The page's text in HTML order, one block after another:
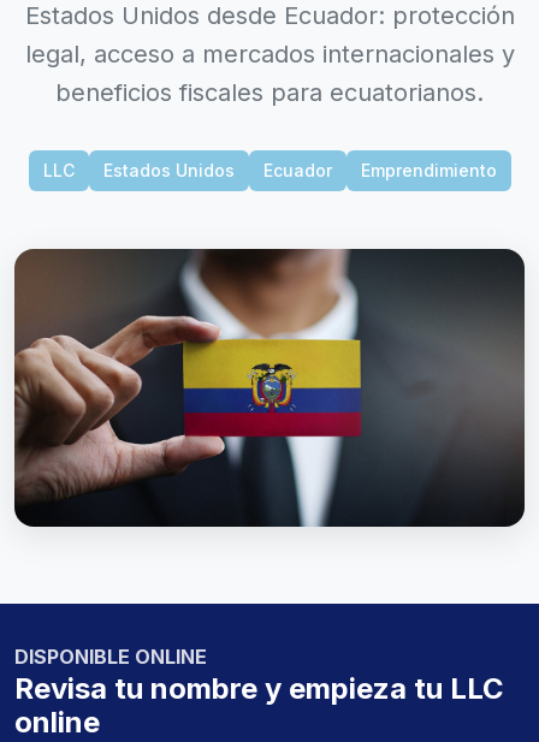
Estados Unidos desde Ecuador: protección
legal, acceso a mercados internacionales y
beneficios fiscales para ecuatorianos.
LLC Estados Unidos Ecuador Emprendimiento
DISPONIBLE ONLINE
Revisa tu nombre y empieza tu LLC
online